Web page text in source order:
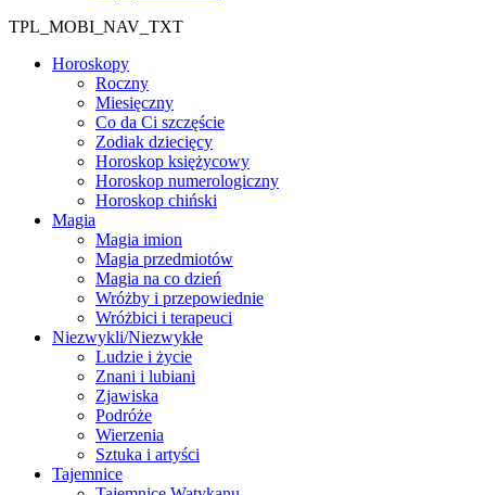
TPL_MOBI_NAV_TXT
Horoskopy
Roczny
Miesięczny
Co da Ci szczęście
Zodiak dziecięcy
Horoskop księżycowy
Horoskop numerologiczny
Horoskop chiński
Magia
Magia imion
Magia przedmiotów
Magia na co dzień
Wróżby i przepowiednie
Wróżbici i terapeuci
Niezwykli/Niezwykłe
Ludzie i życie
Znani i lubiani
Zjawiska
Podróże
Wierzenia
Sztuka i artyści
Tajemnice